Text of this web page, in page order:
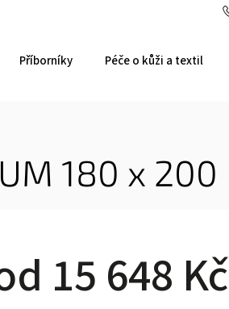
Příborníky Péče o kůži a textil
180 x 200
15 648 Kč